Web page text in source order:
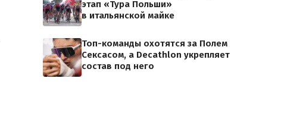
этап «Тура Польши»
в итальянской майке
Топ-команды охотятся за Полем
Сексасом, а Decathlon укрепляет
состав под него